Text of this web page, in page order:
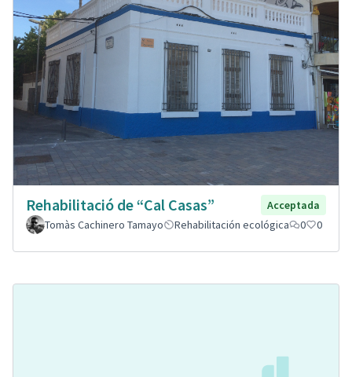
Rehabilitació de “Cal Casas”
Acceptada
Tomàs Cachinero Tamayo
Rehabilitación ecológica 0 0